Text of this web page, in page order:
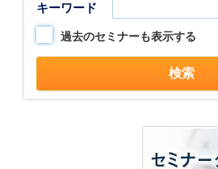
キーワード
過去のセミナーも表示する